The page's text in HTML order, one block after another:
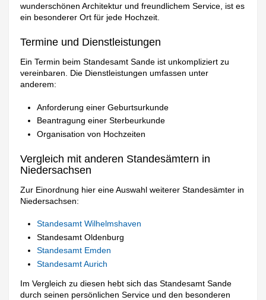
wunderschönen Architektur und freundlichem Service, ist es
ein besonderer Ort für jede Hochzeit.
Termine und Dienstleistungen
Ein Termin beim Standesamt Sande ist unkompliziert zu
vereinbaren. Die Dienstleistungen umfassen unter
anderem:
Anforderung einer Geburtsurkunde
Beantragung einer Sterbeurkunde
Organisation von Hochzeiten
Vergleich mit anderen Standesämtern in
Niedersachsen
Zur Einordnung hier eine Auswahl weiterer Standesämter in
Niedersachsen:
Standesamt Wilhelmshaven
Standesamt Oldenburg
Standesamt Emden
Standesamt Aurich
Im Vergleich zu diesen hebt sich das Standesamt Sande
durch seinen persönlichen Service und den besonderen